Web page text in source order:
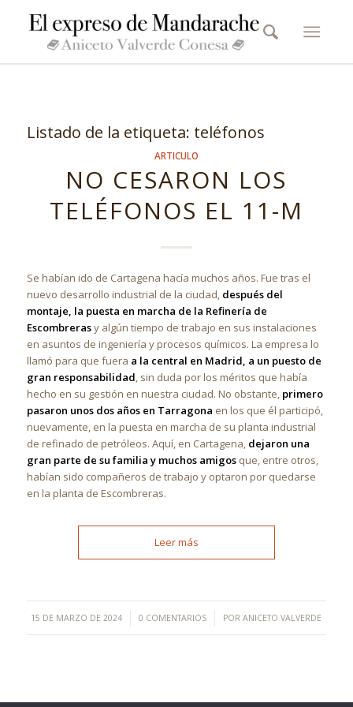
Listado de la etiqueta: teléfonos
ARTICULO
NO CESARON LOS
TELÉFONOS EL 11-M
Se habían ido de Cartagena hacía muchos años. Fue tras el
nuevo desarrollo industrial de la ciudad, después del
montaje, la puesta en marcha de la Refinería de
Escombrerasy algún tiempo de trabajo en sus instalaciones
en asuntos de ingeniería y procesos químicos. La empresa lo
llamó para que fuera a la central en Madrid, a un puesto de
gran responsabilidad, sin duda por los méritos que había
hecho en su gestión en nuestra ciudad. No obstante, primero
pasaron unos dos años en Tarragona en los que él participó,
nuevamente, en la puesta en marcha de su planta industrial
de refinado de petróleos. Aquí, en Cartagena, dejaron una
gran parte de su familia y muchos amigos que, entre otros,
habían sido compañeros de trabajo y optaron por quedarse
en la planta de Escombreras.
Leer más
15 DE MARZO DE 2024
/ 0 COMENTARIOS
/ PORANICETO VALVERDE